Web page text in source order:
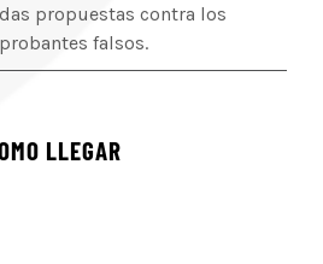
propuestas contra los
falsos.
LLEGAR